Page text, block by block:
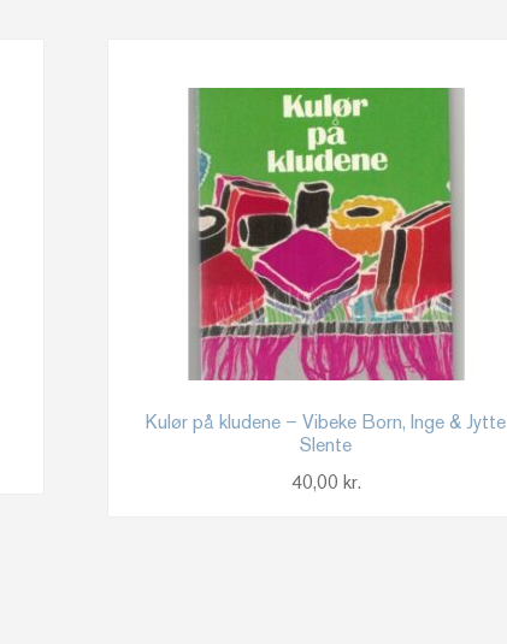
Kulør på kludene – Vibeke Born, Inge & Jytte
Slente
40,00 kr.